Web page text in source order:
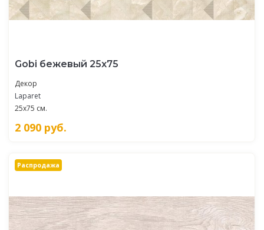
Gobi бежевый 25х75
Декор
Laparet
25x75 см.
2 090 руб.
Распродажа